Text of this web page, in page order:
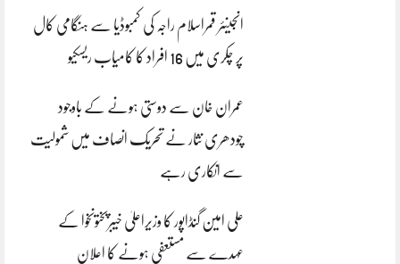
انجینئر قمراسلام راجہ کی کمبوڈیا سے ہنگامی کال
پر چکری میں 16 افراد کا کامیاب ریسکیو
عمران خان سے دوستی ہونے کے باوجود
چودھری نثار نے تحریک انصاف میں شمولیت
سے انکاری رہے
علی امین گنڈاپور کا وزیراعلیٰ خیبرپختونخوا کے
عہدے سے مستعفی ہونے کا اعلان